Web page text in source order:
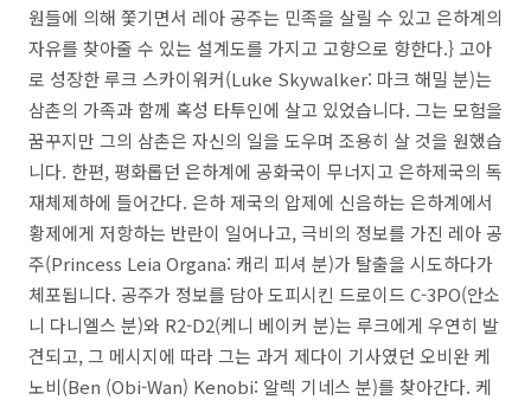
원들에 의해 쫓기면서 레아 공주는 민족을 살릴 수 있고 은하계의
자유를 찾아줄 수 있는 설계도를 가지고 고향으로 향한다.} 고아
로 성장한 루크 스카이워커(Luke Skywalker: 마크 해밀 분)는
삼촌의 가족과 함께 혹성 타투인에 살고 있었습니다. 그는 모험을
꿈꾸지만 그의 삼촌은 자신의 일을 도우며 조용히 살 것을 원했습
니다. 한편, 평화롭던 은하계에 공화국이 무너지고 은하제국의 독
재체제하에 들어간다. 은하 제국의 압제에 신음하는 은하계에서
황제에게 저항하는 반란이 일어나고, 극비의 정보를 가진 레아 공
주(Princess Leia Organa: 캐리 피셔 분)가 탈출을 시도하다가
체포됩니다. 공주가 정보를 담아 도피시킨 드로이드 C-3PO(안소
니 다니엘스 분)와 R2-D2(케니 베이커 분)는 루크에게 우연히 발
견되고, 그 메시지에 따라 그는 과거 제다이 기사였던 오비완 케
노비(Ben (Obi-Wan) Kenobi: 알렉 기네스 분)를 찾아간다. 케